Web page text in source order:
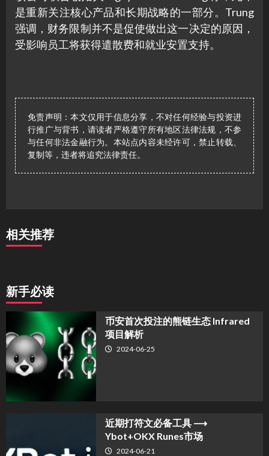
是重新关注核心产品和长期战略的一部分。Trung
强调，财务限制并不是促使做出这一决定的原因，
受影响员工将获得遣散费和就业安置支持。
免责声明：本文仅用于信息分享，不对任何经验与投资进
行推广与背书，请读者严格遵守所有地区法律法规，不参
与任何非法金融行为。本站点内容未经许可，禁止转载、
复制等，违者将追究法律责任。
相关推荐
新手必读
币安首次投注的熊链生态 Infrared
项目解析
2024-06-25
近期打符文必备工具 ⟶
Ybot+OKX Runes市场
2024-06-21